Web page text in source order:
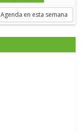
Agenda en esta semana